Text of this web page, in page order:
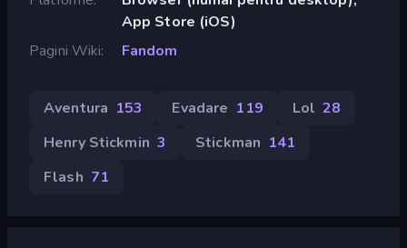
App Store (iOS)
Pagini Wiki
Fandom
Aventura 153 Evadare 119 Lol 28
Henry Stickmin 3 Stickman 141
Flash 71